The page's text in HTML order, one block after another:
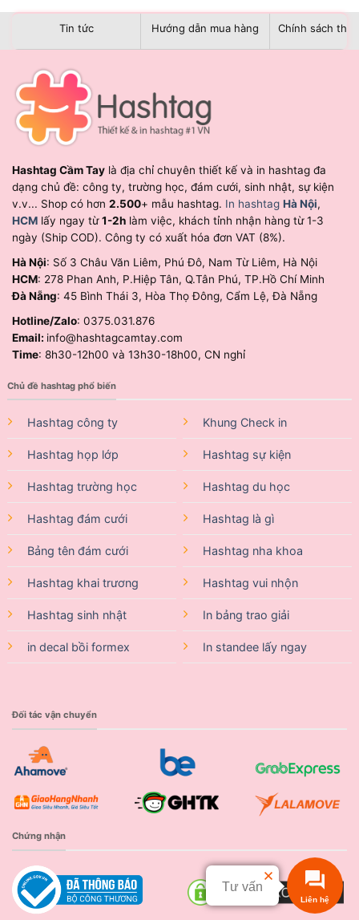
Tin tức Hướng dẫn mua hàng Chính sách
Hashtag Cầm Tay là địa chỉ chuyên thiết kế và in hashtag đa
dạng chủ đề: công ty, trường học, đám cưới, sinh nhật, sự kiện
v.v... Shop có hơn 2.500+ mẫu hashtag. In hashtag Hà Nội,
HCM lấy ngay từ1-2h làm việc, khách tỉnh nhận hàng từ 1-3
ngày (Ship COD). Công ty có xuất hóa đơn VAT (8%).
Hà Nội: Số 3 Châu Văn Liêm, Phú Đô, Nam Từ Liêm, Hà Nội
HCM: 278 Phan Anh, P.Hiệp Tân, Q.Tân Phú, TP.Hồ Chí Minh
Đà Nẵng: 45 Bình Thái 3, Hòa Thọ Đông, Cẩm Lệ, Đà Nẵng
Hotline/Zalo: 0375.031.876
Email: info@hashtagcamtay.com
Time: 8h30-12h00 và 13h30-18h00, CN nghỉ
Chủ đề hashtag phổ biến
Hashtag công ty
Hashtag họp lớp
Hashtag trường học
Hashtag đám cưới
Bảng tên đám cưới
Hashtag khai trương
Hashtag sinh nhật
in decal bồi formex
Khung Check in
Hashtag sự kiện
Hashtag du học
Hashtag là gì
Hashtag nha khoa
Hashtag vui nhộn
In bảng trao giải
In standee lấy ngay
Đối tác vận chuyển
Chứng nhận
Liên hệ
Tư vấn